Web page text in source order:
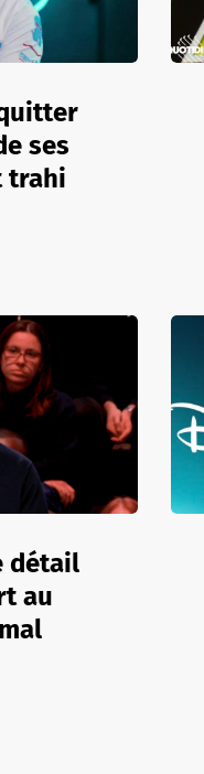
ses
trahi
détail
au